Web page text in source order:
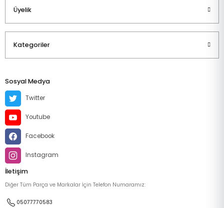
Üyelik
Kategoriler
Sosyal Medya
Twitter
Youtube
Facebook
Instagram
İletişim
Diğer Tüm Parça ve Markalar İçin Telefon Numaramız:
05077770583